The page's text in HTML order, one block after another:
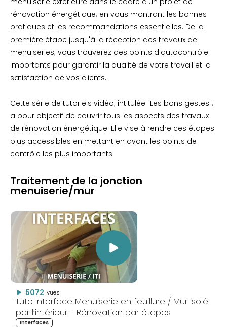
rénovation énergétique; en vous montrant les bonnes
pratiques et les recommandations essentielles. De la
première étape jusqu'à la réception des travaux de
menuiseries; vous trouverez des points d'autocontrôle
importants pour garantir la qualité de votre travail et la
satisfaction de vos clients.
Cette série de tutoriels vidéo; intitulée "Les bons gestes";
a pour objectif de couvrir tous les aspects des travaux
de rénovation énergétique. Elle vise à rendre ces étapes
plus accessibles en mettant en avant les points de
contrôle les plus importants.
Traitement de la jonction
menuiserie/mur
5072 vues
Tuto Interface Menuiserie en feuillure / Mur isolé
par l’intérieur - Rénovation par étapes
Interfaces